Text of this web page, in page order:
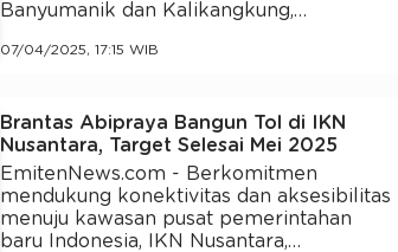
Banyumanik dan Kalikangkung,…
07/04/2025, 17:15 WIB
Brantas Abipraya Bangun Tol di IKN
Nusantara, Target Selesai Mei 2025
EmitenNews.com - Berkomitmen
mendukung konektivitas dan aksesibilitas
menuju kawasan pusat pemerintahan
baru Indonesia, IKN Nusantara,…